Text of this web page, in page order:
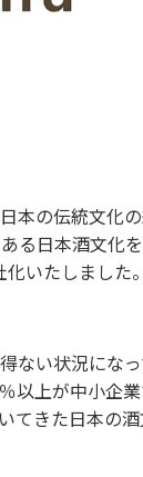
本の伝統文化
る日本酒文化
いたしました。
ない状況にな
以上が中小企
てきた日本の